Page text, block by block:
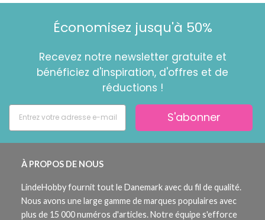
Économisez jusqu'à 50%
Recevez notre newsletter gratuite et
bénéficiez d'inspiration, d'offres et de
réductions !
S'abonner
À PROPOS DE NOUS
LindeHobby fournit tout le Danemark avec du fil de qualité.
Nous avons une large gamme de marques populaires avec
plus de 15 000 numéros d'articles. Notre équipe s'efforce